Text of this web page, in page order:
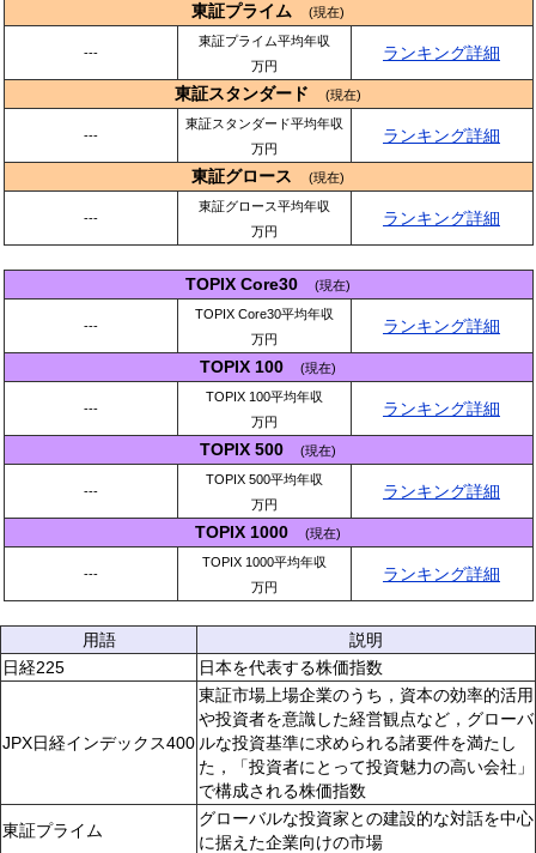
東証プライム (現在)
---
東証プライム平均年収
万円
ランキング詳細
東証スタンダード (現在)
---
東証スタンダード平均年収
万円
ランキング詳細
東証グロース (現在)
---
東証グロース平均年収
万円
ランキング詳細
TOPIX Core30 (現在)
---
TOPIX Core30平均年収
万円
ランキング詳細
TOPIX 100 (現在)
---
TOPIX 100平均年収
万円
ランキング詳細
TOPIX 500 (現在)
---
TOPIX 500平均年収
万円
ランキング詳細
TOPIX 1000 (現在)
---
TOPIX 1000平均年収
万円
ランキング詳細
用語
説明
日経225
日本を代表する株価指数
JPX日経インデックス400
東証市場上場企業のうち，資本の効率的活用
や投資者を意識した経営観点など，グローバ
ルな投資基準に求められる諸要件を満たし
た，「投資者にとって投資魅力の高い会社」
で構成される株価指数
東証プライム
グローバルな投資家との建設的な対話を中心
に据えた企業向けの市場